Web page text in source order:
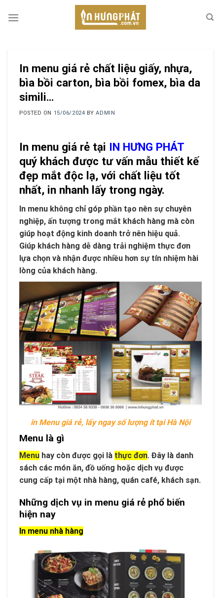
In menu giá rẻ chất liệu giấy, nhựa,
bìa bồi carton, bìa bồi fomex, bìa da
simili…
POSTED ON 15/06/2024 BYADMIN
In menu giá rẻ tại IN HƯNG PHÁT
quý khách được tư vấn mẫu thiết kế
đẹp mắt độc lạ, với chất liệu tốt
nhất, in nhanh lấy trong ngày.
In menu không chỉ góp phần tạo nên sự chuyên
nghiệp, ấn tượng trong mắt khách hàng mà còn
giúp hoạt động kinh doanh trở nên hiệu quả.
Giúp khách hàng dễ dàng trải nghiệm thực đơn
lựa chọn và nhận được nhiều hơn sự tín nhiệm hài
lòng của khách hàng.
in Menu giá rẻ, lấy ngay số lượng ít tại Hà Nội
Menu là gì
Menu hay còn được gọi là thực đơn. Đây là danh
sách các món ăn, đồ uống hoặc dịch vụ được
cung cấp tại một nhà hàng, quán café, khách sạn.
Những dịch vụ in menu giá rẻ phổ biến
hiện nay
In menu nhà hàng